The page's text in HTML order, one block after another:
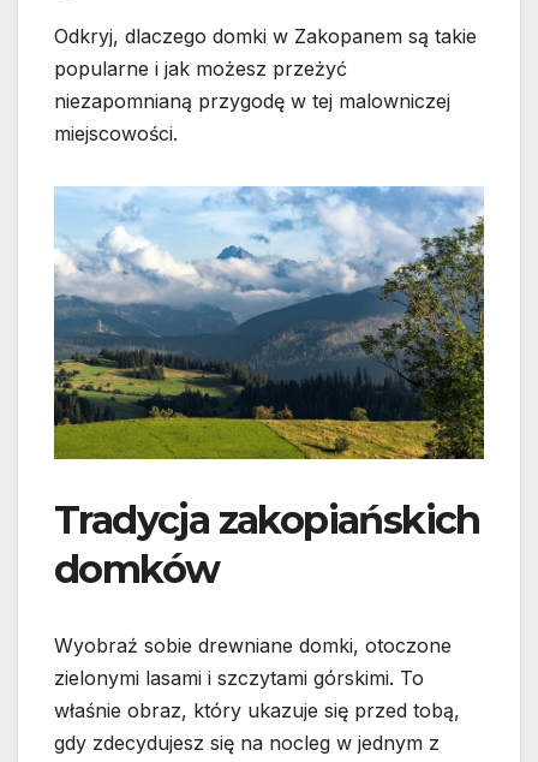
Odkryj, dlaczego domki w Zakopanem są takie
popularne i jak możesz przeżyć
niezapomnianą przygodę w tej malowniczej
miejscowości.
Tradycja zakopiańskich
domków
Wyobraź sobie drewniane domki, otoczone
zielonymi lasami i szczytami górskimi. To
właśnie obraz, który ukazuje się przed tobą,
gdy zdecydujesz się na nocleg w jednym z